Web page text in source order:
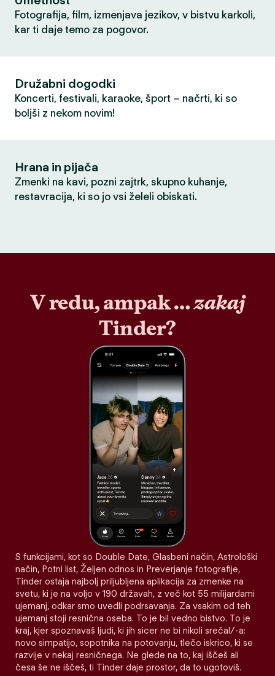
Fotografija, film, izmenjava jezikov, v bistvu karkoli,
kar ti daje temo za pogovor.
Družabni dogodki
Koncerti, festivali, karaoke, šport – načrti, ki so
boljši z nekom novim!
Hrana in pijača
Zmenki na kavi, pozni zajtrk, skupno kuhanje,
restavracija, ki so jo vsi želeli obiskati.
V redu, ampak …zakaj
Tinder?
S funkcijami, kot so Double Date, Glasbeni način, Astrološki
način, Potni list, Željen odnos in Preverjanje fotografije,
Tinder ostaja najbolj priljubljena aplikacija za zmenke na
svetu, ki je na voljo v 190 državah, z več kot 55 milijardami
ujemanj, odkar smo uvedli podrsavanja. Za vsakim od teh
ujemanj stoji resnična oseba. To je bil vedno bistvo. To je
kraj, kjer spoznavaš ljudi, ki jih sicer ne bi nikoli srečal/-a:
novo simpatijo, sopotnika na potovanju, tlečo iskrico, ki se
razvije v nekaj resničnega. Ne glede na to, kaj iščeš ali
česa še ne iščeš, ti Tinder daje prostor, da to ugotoviš.